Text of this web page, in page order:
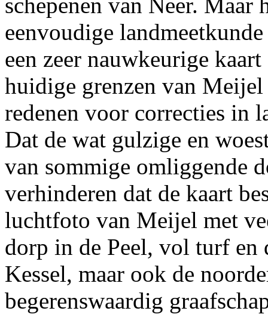
eenvoudige
een zeer nauwkeurige
huidige grenzen van
redenen voor correcties in
Dat de wat gulzige en
van sommige omliggende
verhinderen dat de kaart
luchtfoto van Meijel met
dorp in de Peel, vol turf en
Kessel, maar ook de
begerenswaardig